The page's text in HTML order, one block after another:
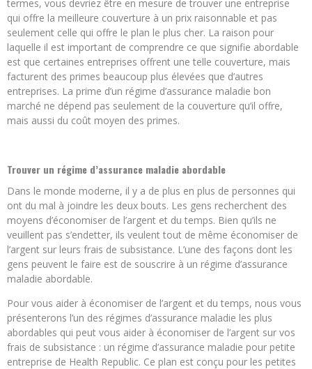
termes, vous devriez être en mesure de trouver une entreprise
qui offre la meilleure couverture à un prix raisonnable et pas
seulement celle qui offre le plan le plus cher. La raison pour
laquelle il est important de comprendre ce que signifie abordable
est que certaines entreprises offrent une telle couverture, mais
facturent des primes beaucoup plus élevées que d’autres
entreprises. La prime d’un régime d’assurance maladie bon
marché ne dépend pas seulement de la couverture qu’il offre,
mais aussi du coût moyen des primes.
Trouver un régime d’assurance maladie abordable
Dans le monde moderne, il y a de plus en plus de personnes qui
ont du mal à joindre les deux bouts. Les gens recherchent des
moyens d’économiser de l’argent et du temps. Bien qu’ils ne
veuillent pas s’endetter, ils veulent tout de même économiser de
l’argent sur leurs frais de subsistance. L’une des façons dont les
gens peuvent le faire est de souscrire à un régime d’assurance
maladie abordable.
Pour vous aider à économiser de l’argent et du temps, nous vous
présenterons l’un des régimes d’assurance maladie les plus
abordables qui peut vous aider à économiser de l’argent sur vos
frais de subsistance : un régime d’assurance maladie pour petite
entreprise de Health Republic. Ce plan est conçu pour les petites